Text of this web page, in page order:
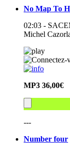
No Map To
02:03 -
Michel
MP3 36,00€
---
Number four